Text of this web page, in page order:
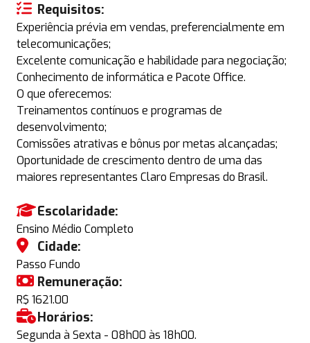
Requisitos:
Experiência prévia em vendas, preferencialmente em
telecomunicações;
Excelente comunicação e habilidade para negociação;
Conhecimento de informática e Pacote Office.
O que oferecemos:
Treinamentos contínuos e programas de
desenvolvimento;
Comissões atrativas e bônus por metas alcançadas;
Oportunidade de crescimento dentro de uma das
maiores representantes Claro Empresas do Brasil.
Escolaridade:
Ensino Médio Completo
Cidade:
Passo Fundo
Remuneração:
R$ 1621.00
Horários:
Segunda à Sexta - 08h00 às 18h00.